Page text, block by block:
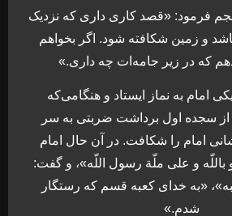
فرمود: «قصد کاری داری که نزدیک
و زمین شکافته شود. اگر بخواهم
که در زیر جامه‌ات چه دارى.»
امام به نماز ایستاد و هنگامی‌که
از سجده اول برداشت ضربتی به سر
امام را شکافت. در آن حال امام
باللّه و على ملّة رسول اللّه»، و گفت:
«به خدای کعبه قسم که رستگار
شدم.»